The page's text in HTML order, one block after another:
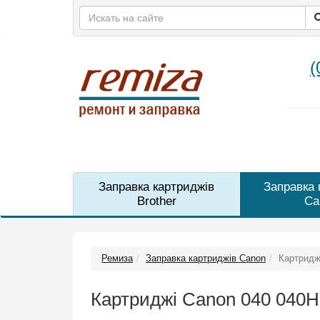
Заправка картриджів
Brother
Заправка
Ремиза Заправка картриджів Canon
Картриджі Canon 040 040H